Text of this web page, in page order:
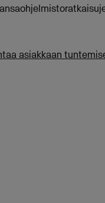
asiakkaan